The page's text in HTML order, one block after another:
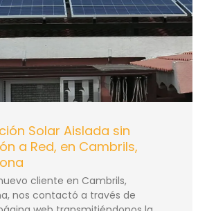
Solar Aislada sin
a Red, en Cambrils,
cliente en Cambrils,
nos contactó a través de